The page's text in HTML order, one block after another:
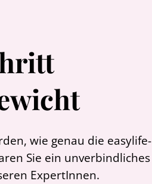
wie genau die easylife-
Sie ein unverbindliches
ExpertInnen.